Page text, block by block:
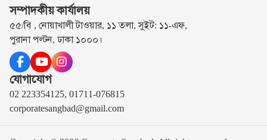
সম্পাদকীয় কার্যালয়
৫৫/বি , নোয়াখালী টাওয়ার, ১১ তলা, সুইট: ১১-এফ,
পুরানা পল্টন, ঢাকা ১০০০।
যোগাযোগ
02 223354125, 01711-076815
corporatesangbad@gmail.com